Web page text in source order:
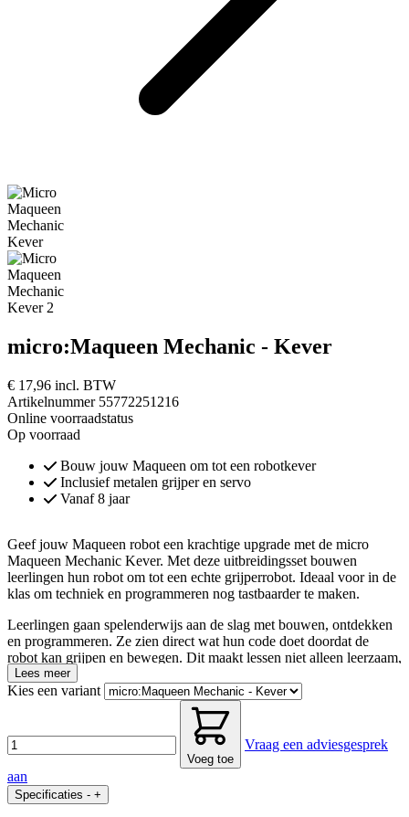
micro:Maqueen Mechanic - Kever
€ 17,96 incl. BTW
Artikelnummer 55772251216
Online voorraadstatus
Op voorraad
Bouw jouw Maqueen om tot een robotkever
Inclusief metalen grijper en servo
Vanaf 8 jaar
Geef jouw Maqueen robot een krachtige upgrade met de micro
Maqueen Mechanic Kever. Met deze uitbreidingsset bouwen
leerlingen hun robot om tot een echte grijperrobot. Ideaal voor in de
klas om techniek en programmeren nog tastbaarder te maken.
Leerlingen gaan spelenderwijs aan de slag met bouwen, ontdekken
en programmeren. Ze zien direct wat hun code doet doordat de
robot kan grijpen en bewegen. Dit maakt lessen niet alleen leerzaam,
maar ook actief en motiverend.
De combinatie van techniek en creatief denken zorgt ervoor dat
leerlingen samenwerken, problemen oplossen en zelf oplossingen
bedenken. Perfect voor een toekomstgericht klaslokaal waarin
technologie centraal staat.
Lees meer
Kies een variant
Voeg toe
Vraag een adviesgesprek
aan
Specificaties - +